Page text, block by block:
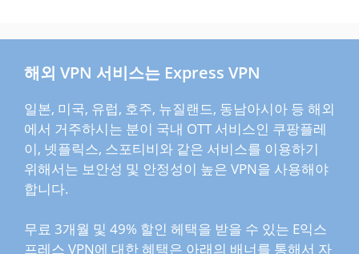
해외 VPN 서비스는 Express VPN
일본, 미국, 유럽, 호주, 뉴질랜드, 동남아시아 등 해외
에서 거주하시는 분이 국내 OTT 서비스인 쿠팡플레
이, 넷플릭스, 스포티비와 같은 서비스를 이용하기
위해서는 보안성 및 안정성이 높은 VPN을 사용해야
합니다.
무료 3개월 및 49% 할인 헤택을 받을 수 있는 E익스
프레스 VPN에 대한 혜택은 아래의 배너를 통해서 자